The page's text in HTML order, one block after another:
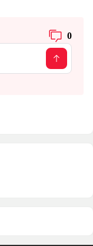
0